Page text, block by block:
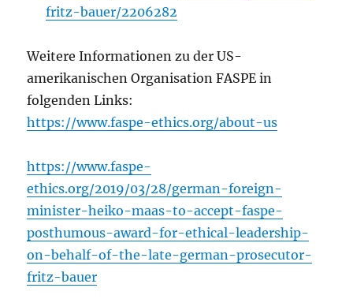
fritz-bauer/2206282
Weitere Informationen zu der US-
amerikanischen Organisation FASPE in
folgenden Links:
https://www.faspe-ethics.org/about-us
https://www.faspe-
ethics.org/2019/03/28/german-foreign-
minister-heiko-maas-to-accept-faspe-
posthumous-award-for-ethical-leadership-
on-behalf-of-the-late-german-prosecutor-
fritz-bauer